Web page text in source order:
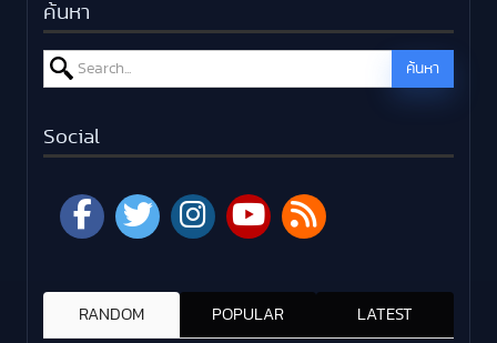
ค้นหา
Search for: ค้นหา
Social
RANDOM POPULAR LATEST